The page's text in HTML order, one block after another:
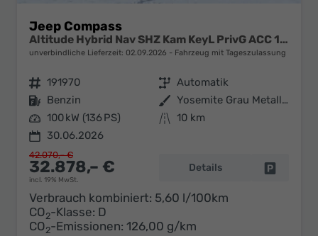
Jeep Compass
Altitude Hybrid Nav SHZ Kam KeyL PrivG ACC 18Z
unverbindliche Lieferzeit: 02.09.2026 Fahrzeug mit Tageszulassung
Fahrzeugnr. 191970 Getriebe Automatik
Kraftstoff Benzin Außenfarbe
Yosemite Grau Metallic
Leistung 100 kW (136 PS) Kilometerstand 10 km
30.06.2026
32.878,– €
incl. 19% MwSt.
42.070,– €
Details
Verbrauch kombiniert: 5,60 l/100km
CO2-Klasse: D
CO2-Emissionen: 126,00 g/km